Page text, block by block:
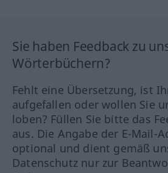
Sie haben Feedback zu
Wörterbüchern?
Fehlt eine Übersetzung, ist
aufgefallen oder wollen Sie
loben? Füllen Sie bitte das
aus. Die Angabe der E-Mail-
optional und dient gemäß
Datenschutz nur zur